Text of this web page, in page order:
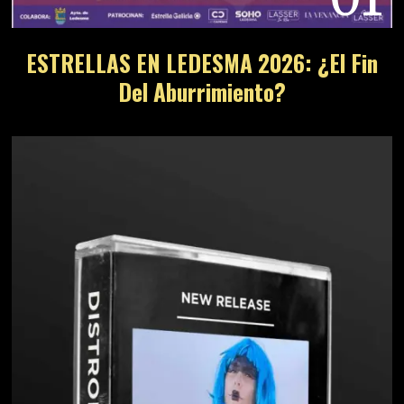
ESTRELLAS EN LEDESMA 2026: ¿El Fin
Del Aburrimiento?